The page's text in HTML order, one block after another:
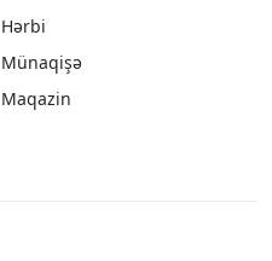
Hərbi
Münaqişə
Maqazin